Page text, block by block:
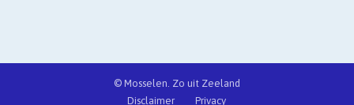
© Mosselen. Zo uit Zeeland
Disclaimer
Privacy